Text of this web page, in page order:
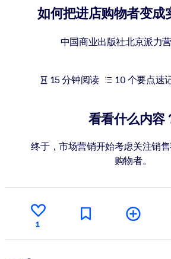
将简短且经过验证的知识引入您的 LMS/
面向企业图书馆
利用可靠、结构化的知识为您的人工智
如何把进店购物者变成
中国商业出版社北京派力
15 分钟阅读 10 个要点速
看看什么内容
终于，市场营销开始考虑关注销售
购物者。
1